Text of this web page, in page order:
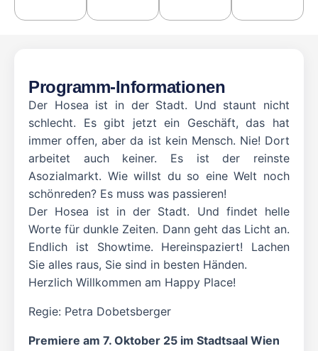
Programm-Informationen
Der Hosea ist in der Stadt. Und staunt nicht
schlecht. Es gibt jetzt ein Geschäft, das hat
immer offen, aber da ist kein Mensch. Nie! Dort
arbeitet auch keiner. Es ist der reinste
Asozialmarkt. Wie willst du so eine Welt noch
schönreden? Es muss was passieren!
Der Hosea ist in der Stadt. Und findet helle
Worte für dunkle Zeiten. Dann geht das Licht an.
Endlich ist Showtime. Hereinspaziert! Lachen
Sie alles raus, Sie sind in besten Händen.
Herzlich Willkommen am Happy Place!
Regie: Petra Dobetsberger
Premiere am 7. Oktober 25 im Stadtsaal Wien